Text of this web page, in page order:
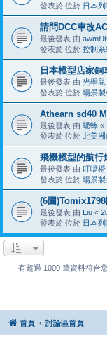
發表於 位於 日本列
請問DCC車改
最後發表 由
發表於 位於 控制系
日本模型店家
最後發表 由 光學鼠
發表於 位於 場景製
Athearn sd40
最後發表 由 蟋蟀 «
發表於 位於 北美
飛機模型的航行
最後發表 由 叮噹橙
發表於 位於 場景製
(6圖
最後發表 由 Liu «
發表於 位於 日本列
有超過 1000 筆資料符合
首頁 討論區首頁